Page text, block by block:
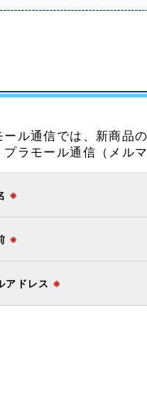
ール通信では、新商品
プラモール通信（メル
※
※
アドレス ※